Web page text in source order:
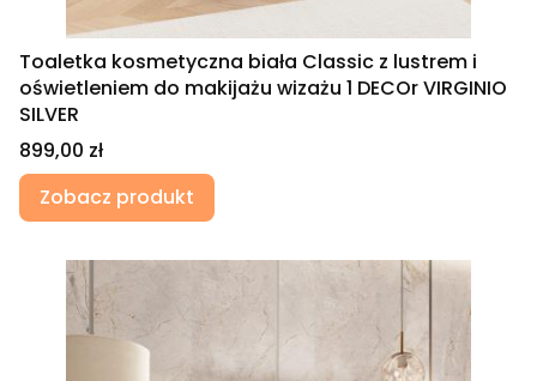
Toaletka kosmetyczna biała Classic z lustrem i
oświetleniem do makijażu wizażu 1 DECOr VIRGINIO
SILVER
Cena
899,00 zł
Zobacz produkt